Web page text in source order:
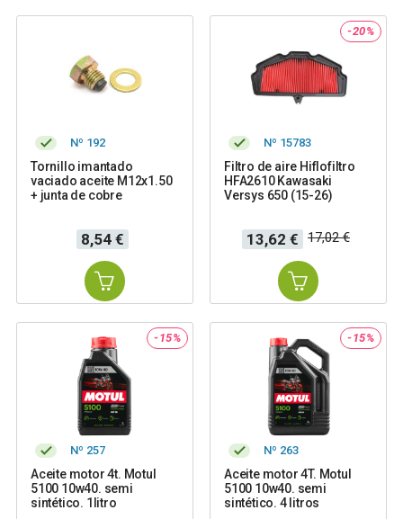
Nº 192
Tornillo imantado
vaciado aceite M12x1.50
+ junta de cobre
Precio
8,54 €
-20%
Nº 15783
Filtro de aire Hiflofiltro
HFA2610 Kawasaki
Versys 650 (15-26)
Precio
13,62 €
Precio
base
17,02 €
-15%
Nº 257
Aceite motor 4t. Motul
5100 10w40. semi
sintético. 1litro
-15%
Nº 263
Aceite motor 4T. Motul
5100 10w40. semi
sintético. 4 litros